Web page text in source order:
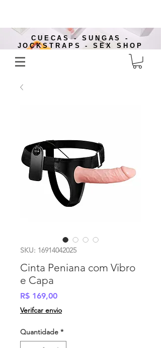
CUECAS - SUNGAS -
JOCKSTRAPS - SEX SHOP
SKU: 16914042025
Cinta Peniana com Vibro
e Capa
R$ 169,00Preço
Verifcar envio
Quantidade *